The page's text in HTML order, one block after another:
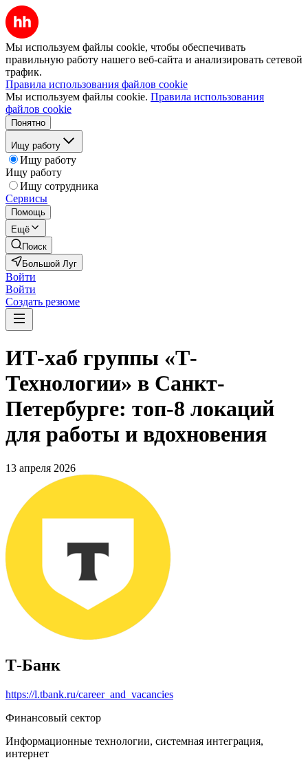
Мы используем файлы cookie, чтобы обеспечивать
правильную работу нашего веб-сайта и анализировать сетевой
трафик.
Правила использования файлов cookie
Мы используем файлы cookie. Правила использования
файлов cookie
Понятно
Ищу работу
Ищу работу
Ищу работу
Ищу сотрудника
Сервисы
Помощь
Ещё
Поиск
Большой Луг
Войти
Войти
Создать резюме
ИТ-хаб группы «Т-
Технологии» в Санкт-
Петербурге: топ-8 локаций
для работы и вдохновения
13 апреля 2026
Т-Банк
https://l.tbank.ru/career_and_vacancies
Финансовый сектор
Информационные технологии, системная интеграция,
интернет